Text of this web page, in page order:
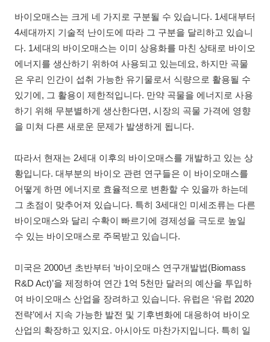
바이오매스는 크게 네 가지로 구분될 수 있습니다. 1세대부터
4세대까지 기술적 난이도에 따라 그 구분을 달리하고 있습니
다. 1세대의 바이오매스는 이미 상용화를 마친 상태로 바이오
에너지를 생산하기 위하여 사용되고 있는데요, 하지만 곡물
은 우리 인간이 섭취 가능한 유기물로서 식량으로 활용될 수
있기에, 그 활용이 제한적입니다. 만약 곡물을 에너지로 사용
하기 위해 무분별하게 생산한다면, 시장의 곡물 가격에 영향
을 미쳐 다른 새로운 문제가 발생하게 됩니다.
따라서 현재는 2세대 이후의 바이오매스를 개발하고 있는 상
황입니다. 대부분의 바이오 관련 연구들은 이 바이오매스를
어떻게 하면 에너지로 효율적으로 변환할 수 있을까 하는데
그 초점이 맞추어져 있습니다. 특히 3세대인 미세조류는 다른
바이오매스와 달리 수확이 빠르기에 경제성을 극도로 높일
수 있는 바이오매스로 주목받고 있습니다.
미국은 2000년 초반부터 ‘바이오매스 연구개발법(Biomass
R&D Act)’을 제정하여 연간 1억 5천만 달러의 예산을 투입하
여 바이오매스 산업을 장려하고 있습니다. 유럽은 ‘유럽 2020
전략’에서 지속 가능한 발전 및 기후변화에 대응하여 바이오
산업의 확장하고 있지요. 아시아도 마찬가지입니다. 특히 일